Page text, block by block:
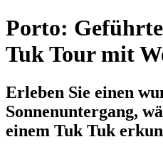
Porto:
Tuk Tour mit
Erleben Sie einen
Sonnenuntergang,
einem Tuk Tuk